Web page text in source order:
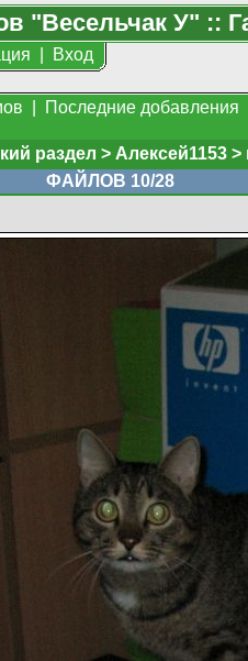
"Весельчак У" ::
Вход
Последние добавления
раздел > Алексей1153 >
ФАЙЛОВ 10/28